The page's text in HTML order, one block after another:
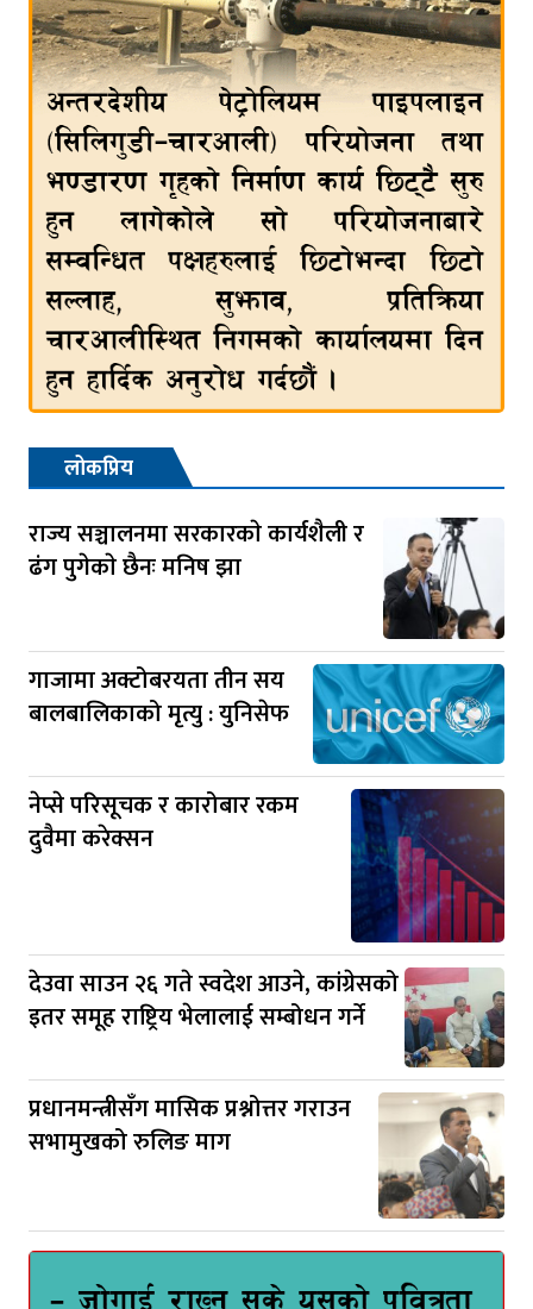
लोकप्रिय
राज्य सञ्चालनमा सरकारकाे कार्यशैली र
ढंग पुगेकाे छैनः मनिष झा
गाजामा अक्टोबरयता तीन सय
बालबालिकाको मृत्यु : युनिसेफ
नेप्से परिसूचक र कारोबार रकम
दुवैमा करेक्सन
देउवा साउन २६ गते स्वदेश आउने, कांग्रेसको
इतर समूह राष्ट्रिय भेलालाई सम्बोधन गर्ने
प्रधानमन्त्रीसँग मासिक प्रश्नोत्तर गराउन
सभामुखको रुलिङ माग